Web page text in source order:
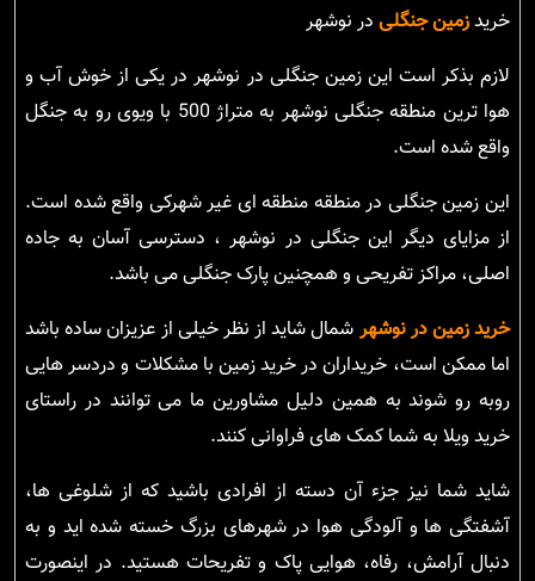
خریدزمین جنگلی در نوشهر
لازم بذکر است این زمین جنگلی در نوشهر در یکی از خوش آب و
هوا ترین منطقه جنگلی نوشهر به متراژ 500 با ویوی رو به جنگل
واقع شده است.
این زمین جنگلی در منطقه منطقه ای غیر شهرکی واقع شده است.
از مزایای دیگر این جنگلی در نوشهر ، دسترسی آسان به جاده
اصلی، مراکز تفریحی و همچنین پارک جنگلی می باشد.
خرید زمین در نوشهر شمال شاید از نظر خیلی از عزیزان ساده باشد
اما ممکن است، خریداران در خرید زمین با مشکلات و دردسر هایی
روبه رو شوند به همین دلیل مشاورین ما می توانند در راستای
خرید ویلا به شما کمک های فراوانی کنند.
شاید شما نیز جزء آن دسته از افرادی باشید که از شلوغی ها،
آشفتگی ها و آلودگی هوا در شهرهای بزرگ خسته شده اید و به
دنبال آرامش، رفاه، هوایی پاک و تفریحات هستید. در اینصورت